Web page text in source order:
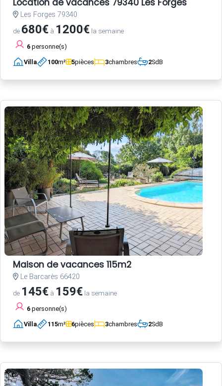
Location de vacances 79340 Les Forges
Les Forges 79340
de 680€ à 1200€ la semaine
6 personne(s)
Villa 100m² 5pièces 3chambres 2SdB
Maison de vacances 115m2
Le Barcarès 66420
de 145€ à 159€ la semaine
6 personne(s)
Villa 115m² 6pièces 3chambres 2SdB